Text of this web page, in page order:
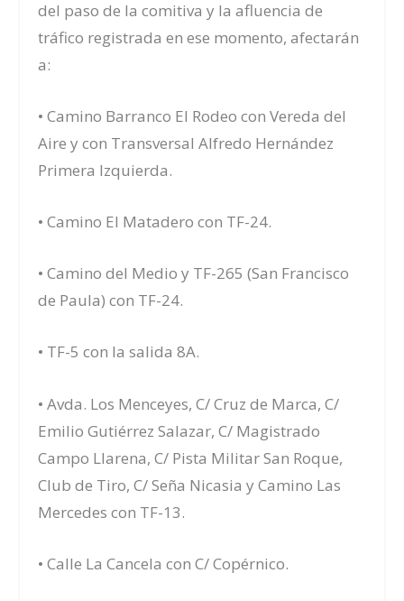
del paso de la comitiva y la afluencia de
tráfico registrada en ese momento, afectarán
a:
• Camino Barranco El Rodeo con Vereda del
Aire y con Transversal Alfredo Hernández
Primera Izquierda.
• Camino El Matadero con TF-24.
• Camino del Medio y TF-265 (San Francisco
de Paula) con TF-24.
• TF-5 con la salida 8A.
• Avda. Los Menceyes, C/ Cruz de Marca, C/
Emilio Gutiérrez Salazar, C/ Magistrado
Campo Llarena, C/ Pista Militar San Roque,
Club de Tiro, C/ Seña Nicasia y Camino Las
Mercedes con TF-13.
• Calle La Cancela con C/ Copérnico.